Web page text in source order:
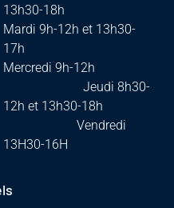
13h30-18h
Mardi 9h-12h et 13h30-
17h
Mercredi 9h-12h
Jeudi 8h30-
12h et 13h30-18h
Vendredi
13H30-16H